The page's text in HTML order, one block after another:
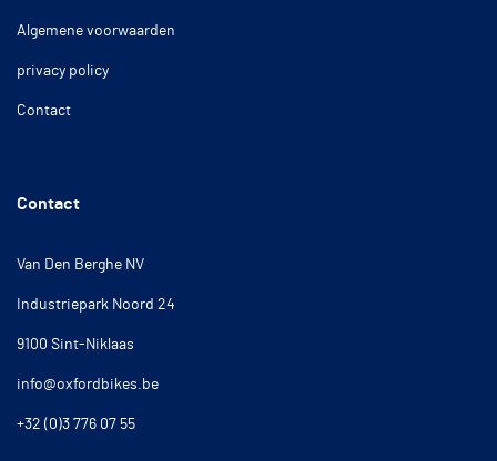
Algemene voorwaarden
privacy policy
Contact
Contact
Van Den Berghe NV
Industriepark Noord 24
9100 Sint-Niklaas
info@oxfordbikes.be
+32 (0)3 776 07 55